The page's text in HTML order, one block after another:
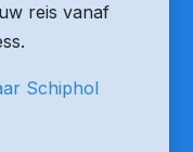
reis vanaf
Schiphol